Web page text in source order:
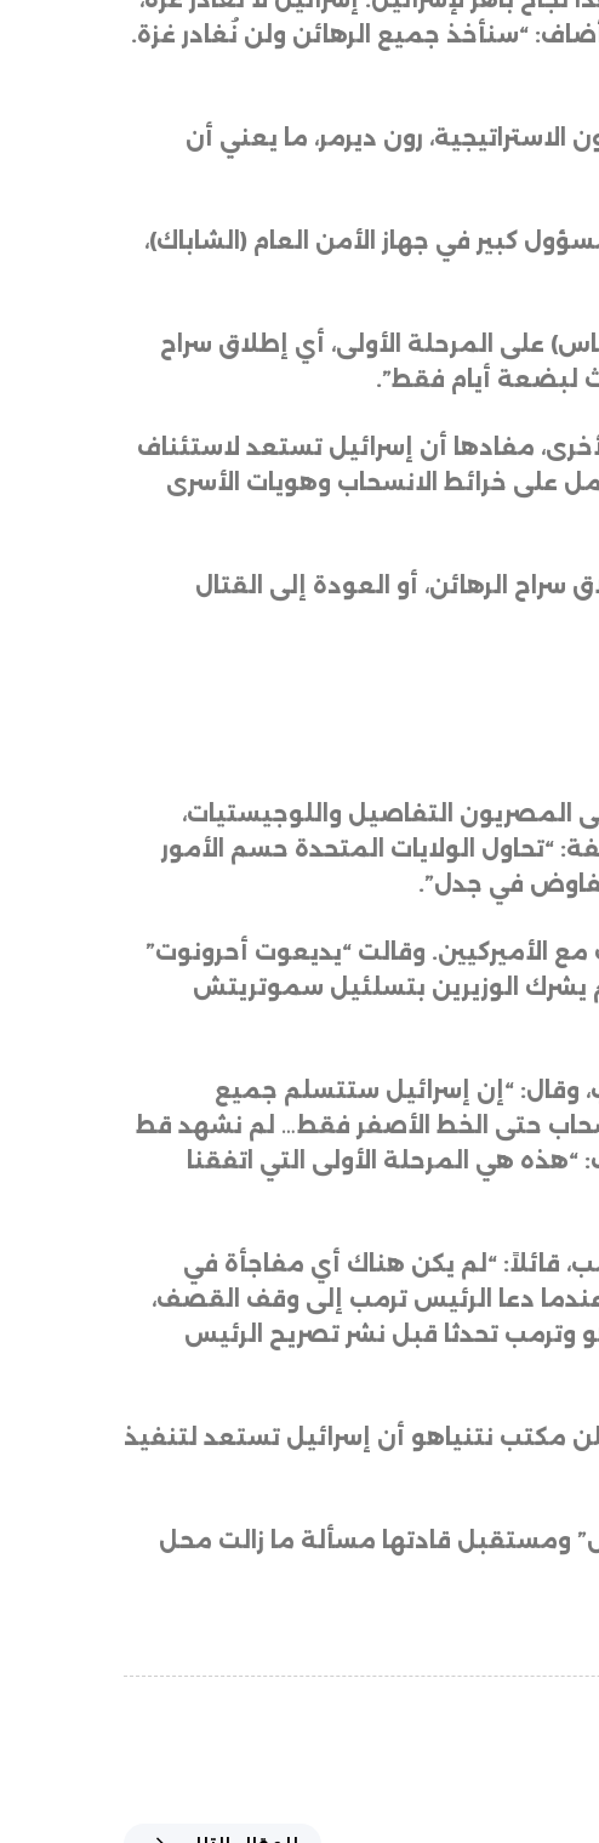
“سنأخذ جميع الرهائن ولن نُغادر غزة.
رون ديرمر، ما يعني أن
كبير في جهاز الأمن العام (الشاباك)،
على المرحلة الأولى، أي إطلاق سراح
لبضعة أيام فقط”.
مفادها أن إسرائيل تستعد لاستئناف
على خرائط الانسحاب وهويات الأسرى
في إطلاق سراح الرهائن، أو العودة إلى القتال
المصريون التفاصيل واللوجيستيات،
الولايات المتحدة حسم الأمور
في جدل”.
الأميركيين. وقالت “يديعوت أحرونوت”
يشرك الوزيرين بتسلئيل سموتريتش
وقال: “إن إسرائيل ستتسلم جميع
الانسحاب حتى الخط الأصفر فقط… لم نشهد قط
هي المرحلة الأولى التي اتفقنا
قائلاً: “لم يكن هناك أي مفاجأة في
عندما دعا الرئيس ترمب إلى وقف القصف،
وترمب تحدثا قبل نشر تصريح الرئيس
مكتب نتنياهو أن إسرائيل تستعد لتنفيذ
ومستقبل قادتها مسألة ما زالت محل